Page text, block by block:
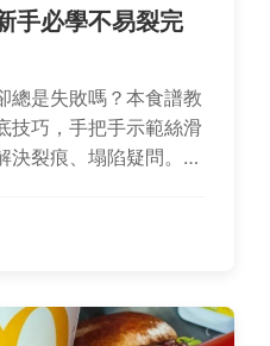
手必學不易裂完
總是失敗嗎？本食譜教
技巧，手把手示範絲滑
決裂痕、塌陷疑問。還